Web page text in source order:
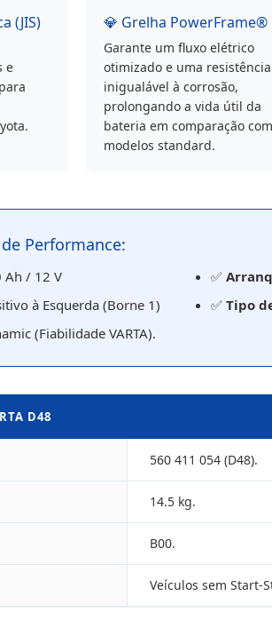
(JIS)
e
💎 Grelha PowerFrame®
Garante um fluxo elétrico
otimizado e uma resistência
inigualável à corrosão,
prolongando a vida útil da
bateria em comparação com
modelos standard.
Performance:
Ah / 12 V ✅
à Esquerda (Borne 1) ✅ Tipo
(Fiabilidade VARTA).
D48
560 411 054 (D48).
14.5 kg.
B00.
Veículos sem Start-